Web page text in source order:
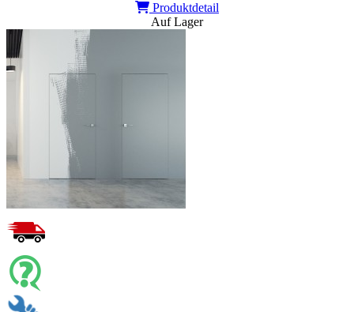
Produktdetail
Auf Lager